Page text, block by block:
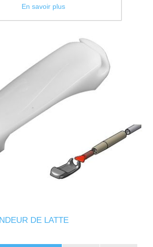
DE LATTE
En savoir plus